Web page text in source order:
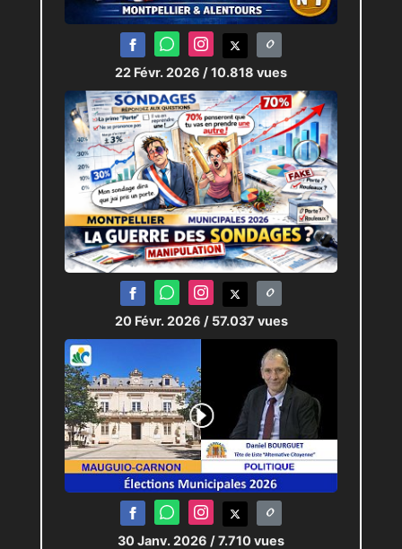
22 Févr. 2026 / 10.818 vues
20 Févr. 2026 / 57.037 vues
30 Janv. 2026 / 7.710 vues